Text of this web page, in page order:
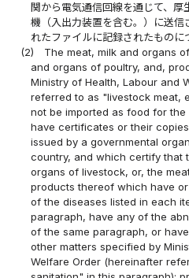
関から電気通信回線を通じて、
機（入出力装置を含む。）に送信
れたファイルに記録されたものに
(2)
The meat, milk and organs
and organs of poultry, and,
Ministry of Health, Labour and
referred to as "livestock meat,
not be imported as food for
have certificates or their
issued by a governmental
country, and which certify that
organs of livestock, or, the
products thereof which have
of the diseases listed in each
paragraph, have any of the
of the same paragraph, or
other matters specified by
Welfare Order (hereinafter